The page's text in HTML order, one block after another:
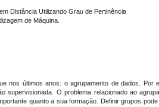
Distância Utilizando Grau de Pertinência
de Máquina.
nos últimos anos: o agrupamento de dados.
supervisionada. O problema relacionado ao
quanto a sua formação. Definir grupos